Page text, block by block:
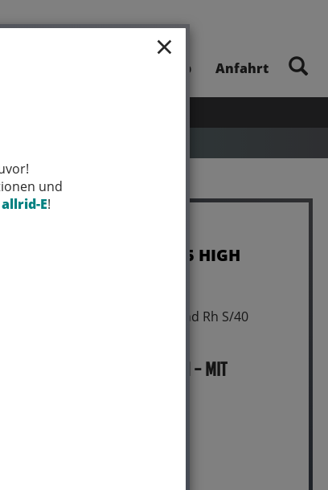
×
und
allrid-E!
Unsere App Anfahrt
Haibike TREKKING 6.5 HIGH
25-26 HB BCXK GL_toffee/sand Rh S/40
MICH KANNST DU BESTELLEN - MIT